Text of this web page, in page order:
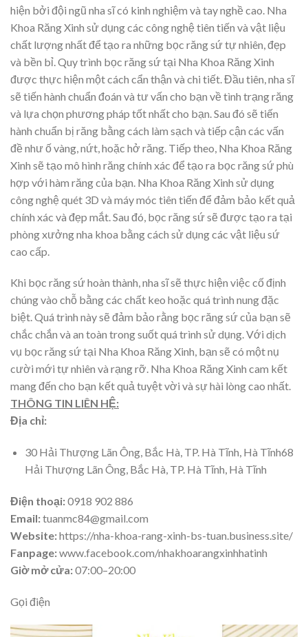
hiện bởi đội ngũ nha sĩ có kinh nghiệm và tay nghề cao. Nha
Khoa Răng Xinh sử dụng các công nghệ tiên tiến và vật liệu
chất lượng nhất để tạo ra những bọc răng sứ tự nhiên, đẹp
và bền bỉ. Quy trình bọc răng sứ tại Nha Khoa Răng Xinh
được thực hiện một cách cẩn thận và chi tiết. Đầu tiên, nha sĩ
sẽ tiến hành chuẩn đoán và tư vấn cho bạn về tình trạng răng
và lựa chọn phương pháp tốt nhất cho bạn. Sau đó sẽ tiến
hành chuẩn bị răng bằng cách làm sạch và tiếp cận các vấn
đề như ố vàng, nứt, hoặc hở răng. Tiếp theo, Nha Khoa Răng
Xinh sẽ tạo mô hình răng chính xác để tạo ra bọc răng sứ phù
hợp với hàm răng của bạn. Nha Khoa Răng Xinh sử dụng
công nghệ quét 3D và máy móc tiên tiến để đảm bảo kết quả
chính xác và đẹp mắt. Sau đó, bọc răng sứ sẽ được tạo ra tại
phòng xưởng nha khoa bằng cách sử dụng các vật liệu sứ
cao cấp.
Khi bọc răng sứ hoàn thành, nha sĩ sẽ thực hiện việc cố định
chúng vào chỗ bằng các chất keo hoặc quá trình nung đặc
biệt. Quá trình này sẽ đảm bảo rằng bọc răng sứ của bạn sẽ
chắc chắn và an toàn trong suốt quá trình sử dụng. Với dịch
vụ bọc răng sứ tại Nha Khoa Răng Xinh, bạn sẽ có một nụ
cười mới tự nhiên và rạng rỡ. Nha Khoa Răng Xinh cam kết
mang đến cho bạn kết quả tuyệt vời và sự hài lòng cao nhất.
THÔNG TIN LIÊN HỆ:
Địa chỉ:
30 Hải Thượng Lãn Ông, Bắc Hà, TP. Hà Tĩnh, Hà Tĩnh68
Hải Thượng Lãn Ông, Bắc Hà, TP. Hà Tĩnh, Hà Tĩnh
Điện thoại:0918 902 886
Email:tuanmc84@gmail.com
Website:https://nha-khoa-rang-xinh-bs-tuan.business.site/
Fanpage:www.facebook.com/nhakhoarangxinhhatinh
Giờ mở cửa:07:00–20:00
Gọi điện